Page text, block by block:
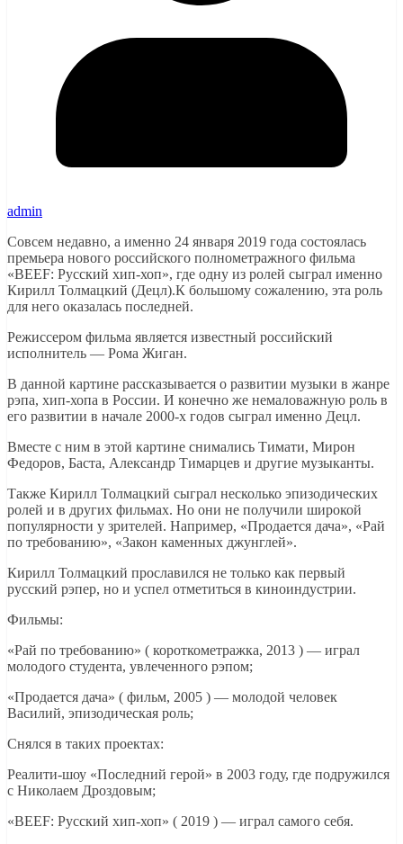
admin
Совсем недавно, а именно 24 января 2019 года состоялась
премьера нового российского полнометражного фильма
«BEEF: Русский хип-хоп», где одну из ролей сыграл именно
Кирилл Толмацкий (Децл).К большому сожалению, эта роль
для него оказалась последней.
Режиссером фильма является известный российский
исполнитель — Рома Жиган.
В данной картине рассказывается о развитии музыки в жанре
рэпа, хип-хопа в России. И конечно же немаловажную роль в
его развитии в начале 2000-х годов сыграл именно Децл.
Вместе с ним в этой картине снимались Тимати, Мирон
Федоров, Баста, Александр Тимарцев и другие музыканты.
Также Кирилл Толмацкий сыграл несколько эпизодических
ролей и в других фильмах. Но они не получили широкой
популярности у зрителей. Например, «Продается дача», «Рай
по требованию», «Закон каменных джунглей».
Кирилл Толмацкий прославился не только как первый
русский рэпер, но и успел отметиться в киноиндустрии.
Фильмы:
«Рай по требованию» ( короткометражка, 2013 ) — играл
молодого студента, увлеченного рэпом;
«Продается дача» ( фильм, 2005 ) — молодой человек
Василий, эпизодическая роль;
Снялся в таких проектах:
Реалити-шоу «Последний герой» в 2003 году, где подружился
с Николаем Дроздовым;
«BEEF: Русский хип-хоп» ( 2019 ) — играл самого себя.